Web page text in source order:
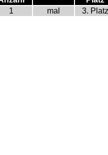
1
mal 3.